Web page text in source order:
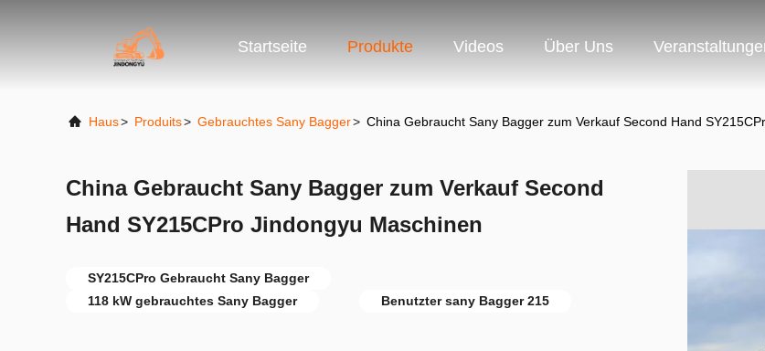
Startseite Produkte Videos Über Uns
Haus> Produits> Gebrauchtes Sany Bagger> China Gebraucht Sany Bagger zum Verkauf Second Hand
China Gebraucht Sany Bagger zum Verkauf Second
Hand SY215CPro Jindongyu Maschinen
SY215CPro Gebraucht Sany Bagger
118 kW gebrauchtes Sany Bagger
Benutzter sany Bagger 215